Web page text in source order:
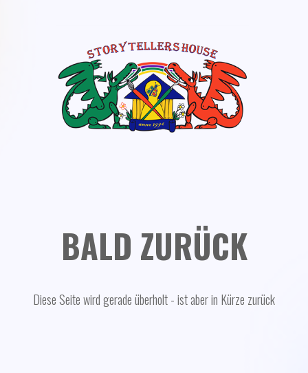
BALD ZURÜCK
Diese Seite wird gerade überholt - ist aber in Kürze zurück